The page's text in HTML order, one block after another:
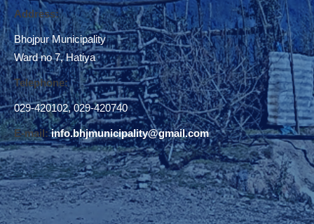
Address:
Bhojpur Municipality
Ward no 7, Hatiya
Telephone:
029-420102,029-420740
E-mail:info.bhjmunicipality@gmail.com